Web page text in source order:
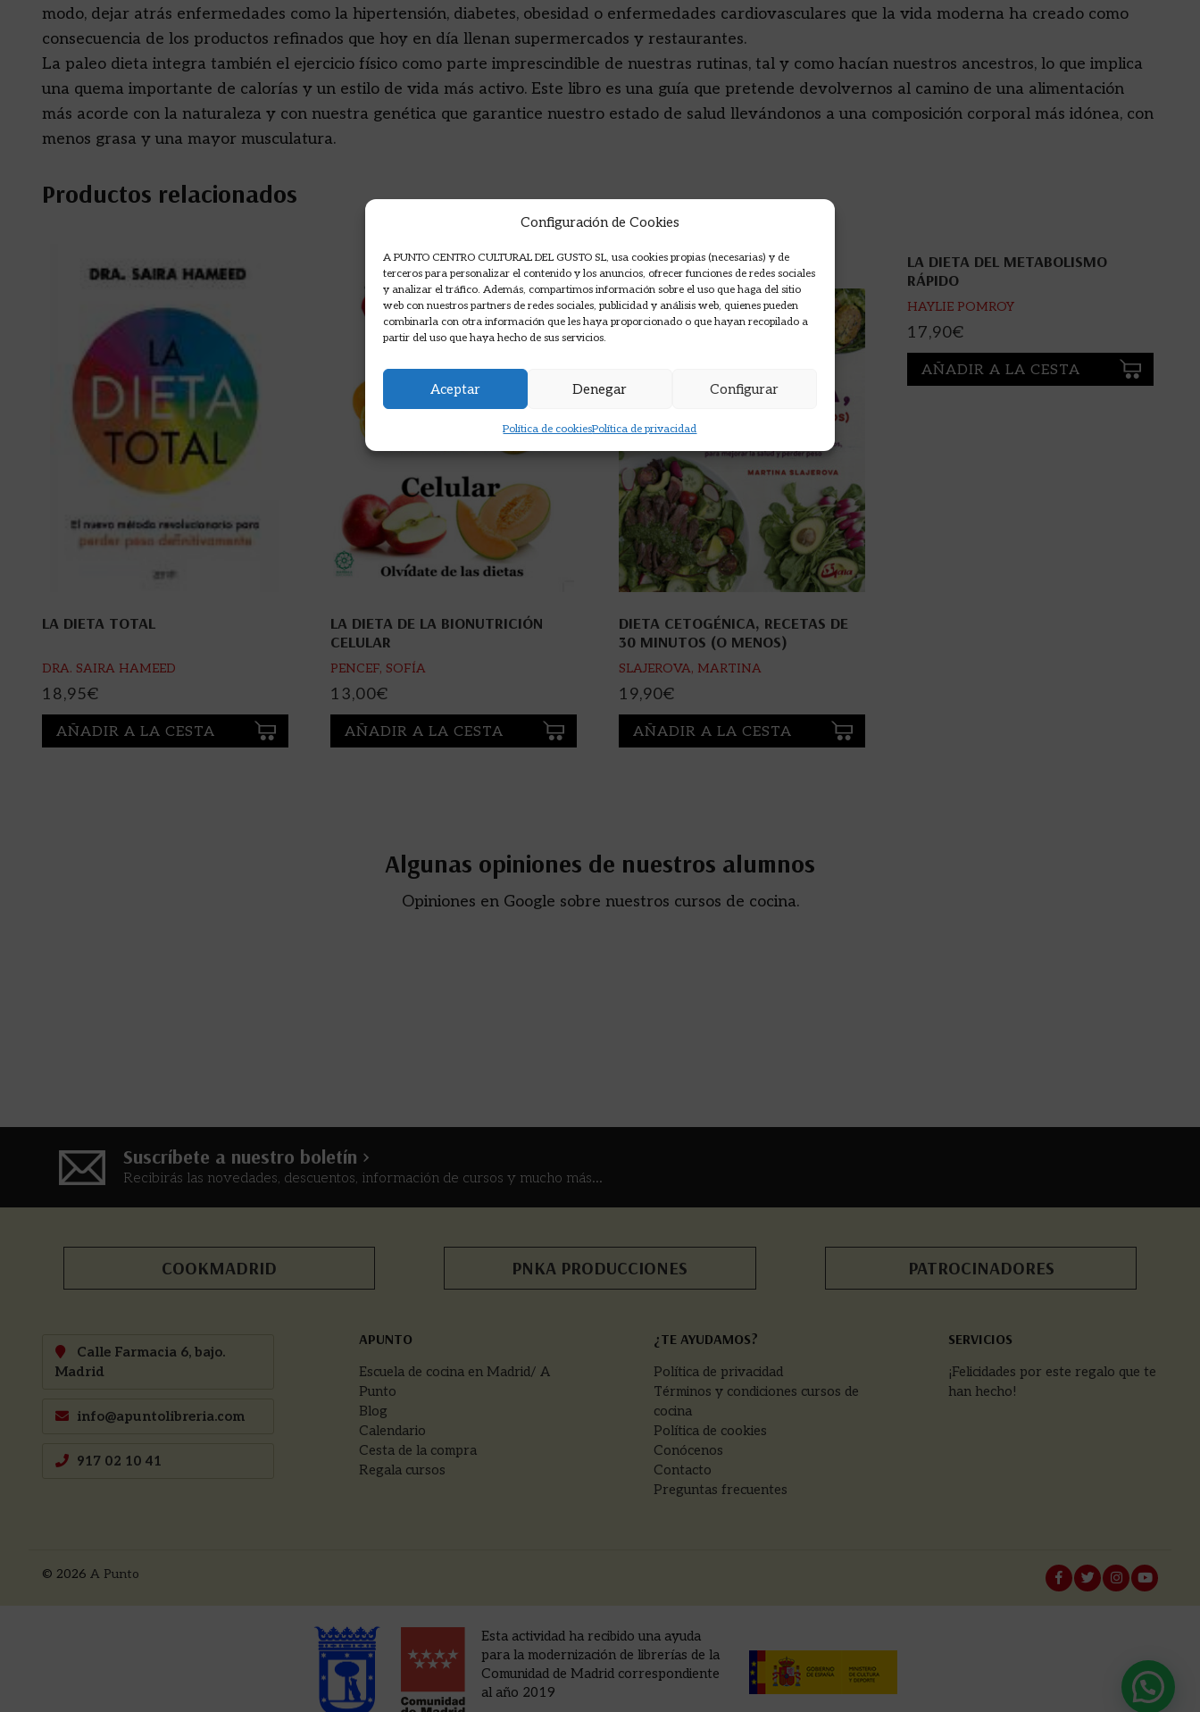
Configuración de Cookies
A PUNTO CENTRO CULTURAL DEL GUSTO SL, usa cookies propias (necesarias) y de
terceros para personalizar el contenido y los anuncios, ofrecer funciones de redes sociales
y analizar el tráfico. Además, compartimos información sobre el uso que haga del sitio
web con nuestros partners de redes sociales, publicidad y análisis web, quienes pueden
combinarla con otra información que les haya proporcionado o que hayan recopilado a
partir del uso que haya hecho de sus servicios.
Aceptar Denegar Configurar
Política de cookiesPolítica de privacidad
modo, dejar atrás enfermedades como la hipertensión, diabetes, obesidad o enfermedades cardiovasculares que la vida moderna ha creado como
consecuencia de los productos refinados que hoy en día llenan supermercados y restaurantes.
La paleo dieta integra también el ejercicio físico como parte imprescindible de nuestras rutinas, tal y como hacían nuestros ancestros, lo que implica
una quema importante de calorías y un estilo de vida más activo. Este libro es una guía que pretende devolvernos al camino de una alimentación
más acorde con la naturaleza y con nuestra genética que garantice nuestro estado de salud llevándonos a una composición corporal más idónea, con
menos grasa y una mayor musculatura.
Productos relacionados
LA DIETA TOTAL
DRA. SAIRA HAMEED
18,95€
AÑADIR A LA CESTA
LA DIETA DE LA BIONUTRICIÓN
CELULAR
PENCEF, SOFÍA
13,00€
AÑADIR A LA CESTA
DIETA CETOGÉNICA, RECETAS DE
30 MINUTOS (O MENOS)
SLAJEROVA, MARTINA
19,90€
AÑADIR A LA CESTA
LA DIETA DEL METABOLISMO
RÁPIDO
HAYLIE POMROY
17,90€
AÑADIR A LA CESTA
Algunas opiniones de nuestros alumnos
Opiniones en Google sobre nuestros cursos de cocina.
Suscríbete a nuestro boletín >
Recibirás las novedades, descuentos, información de cursos y mucho más...
COOKMADRID PNKA PRODUCCIONES PATROCINADORES
Calle Farmacia 6, bajo.
Madrid
info@apuntolibreria.com
917 02 10 41
APUNTO
Escuela de cocina en Madrid/ A
Punto
Blog
Calendario
Cesta de la compra
Regala cursos
¿TE AYUDAMOS?
Política de privacidad
Términos y condiciones cursos de
cocina
Política de cookies
Conócenos
Contacto
Preguntas frecuentes
SERVICIOS
¡Felicidades por este regalo que te
han hecho!
© 2026 A Punto
Esta actividad ha recibido una ayuda
para la modernización de librerías de la
Comunidad de Madrid correspondiente
al año 2019